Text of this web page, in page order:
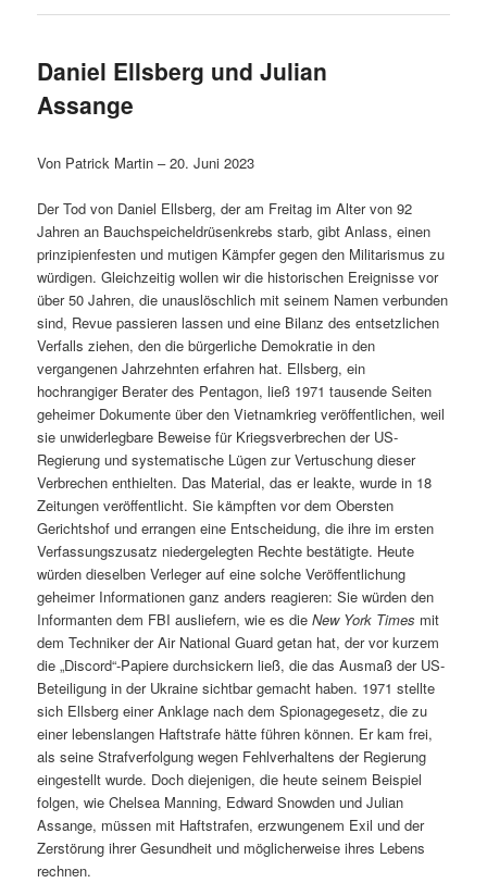
Daniel Ellsberg und Julian
Assange
Von Patrick Martin – 20. Juni 2023
Der Tod von Daniel Ellsberg, der am Freitag im Alter von 92
Jahren an Bauchspeicheldrüsenkrebs starb, gibt Anlass, einen
prinzipienfesten und mutigen Kämpfer gegen den Militarismus zu
würdigen. Gleichzeitig wollen wir die historischen Ereignisse vor
über 50 Jahren, die unauslöschlich mit seinem Namen verbunden
sind, Revue passieren lassen und eine Bilanz des entsetzlichen
Verfalls ziehen, den die bürgerliche Demokratie in den
vergangenen Jahrzehnten erfahren hat. Ellsberg, ein
hochrangiger Berater des Pentagon, ließ 1971 tausende Seiten
geheimer Dokumente über den Vietnamkrieg veröffentlichen, weil
sie unwiderlegbare Beweise für Kriegsverbrechen der US-
Regierung und systematische Lügen zur Vertuschung dieser
Verbrechen enthielten. Das Material, das er leakte, wurde in 18
Zeitungen veröffentlicht. Sie kämpften vor dem Obersten
Gerichtshof und errangen eine Entscheidung, die ihre im ersten
Verfassungszusatz niedergelegten Rechte bestätigte. Heute
würden dieselben Verleger auf eine solche Veröffentlichung
geheimer Informationen ganz anders reagieren: Sie würden den
Informanten dem FBI ausliefern, wie es dieNew York Times mit
dem Techniker der Air National Guard getan hat, der vor kurzem
die „Discord“-Papiere durchsickern ließ, die das Ausmaß der US-
Beteiligung in der Ukraine sichtbar gemacht haben. 1971 stellte
sich Ellsberg einer Anklage nach dem Spionagegesetz, die zu
einer lebenslangen Haftstrafe hätte führen können. Er kam frei,
als seine Strafverfolgung wegen Fehlverhaltens der Regierung
eingestellt wurde. Doch diejenigen, die heute seinem Beispiel
folgen, wie Chelsea Manning, Edward Snowden und Julian
Assange, müssen mit Haftstrafen, erzwungenem Exil und der
Zerstörung ihrer Gesundheit und möglicherweise ihres Lebens
rechnen.